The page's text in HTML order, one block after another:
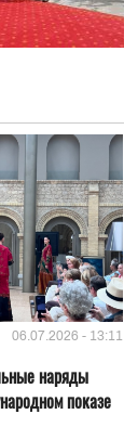
06.07.2026 - 13:11
наряды
показе